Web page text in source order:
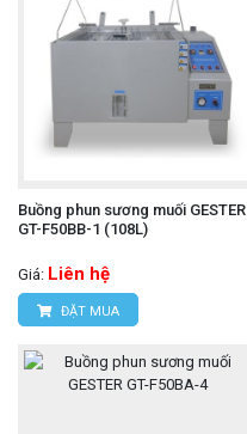
Buồng phun sương muối GESTER
GT-F50BB-1 (108L)
Giá: Liên hệ
ĐẶT MUA